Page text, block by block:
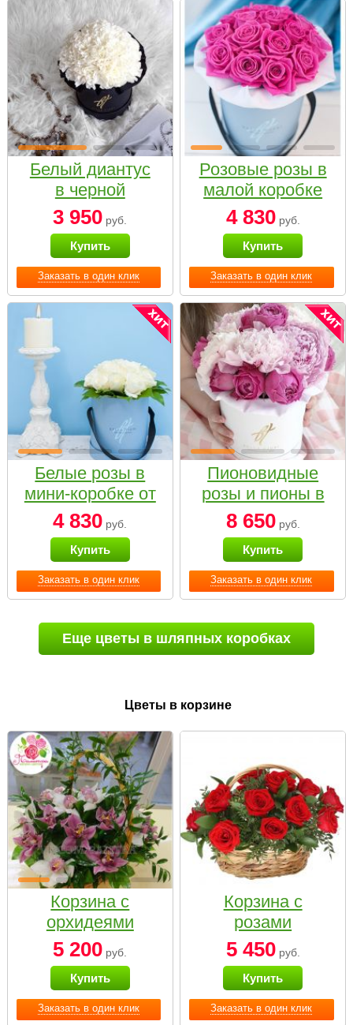
Заказать в один клик
Белый диантус
в черной
коробке Small
3 950 руб.
Купить
Заказать в один клик
Розовые розы в
малой коробке
4 830руб.
Купить
Заказать в один клик
Белые розы в
мини-коробке от
Bella Fiori
4 830 руб.
Купить
Заказать в один клик
Пионовидные
розы и пионы в
белой коробке
Small
8 650руб.
Купить
Еще цветы в шляпных коробках
Цветы в корзине
Заказать в один клик
Корзина с
орхидеями
малая
5 200 руб.
Купить
Заказать в один клик
Корзина с
розами
«Красный
Париж»
5 450руб.
Купить